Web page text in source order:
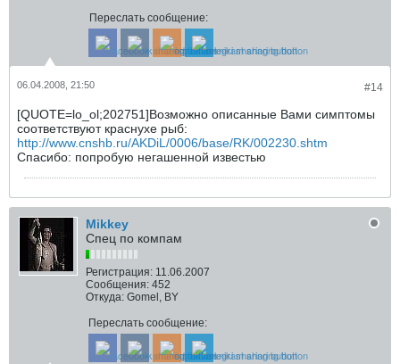
Переслать сообщение:
#14
06.04.2008, 21:50
[QUOTE=lo_ol;202751]Возможно описанные Вами симптомы
соответствуют краснухе рыб:
http://www.cnshb.ru/AKDiL/0006/base/RK/002230.shtm
Спасибо: попробую негашенной известью
Mikkey
Спец по компам
Регистрация: 11.06.2007
Сообщения: 452
Откуда: Gomel, BY
Переслать сообщение: